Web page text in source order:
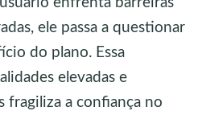
ele passa a questionar
do plano. Essa
elevadas e
fragiliza a confiança no